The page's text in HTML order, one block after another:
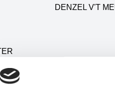
DENZEL V'T